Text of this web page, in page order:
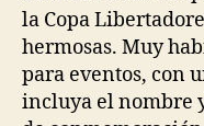
la Copa
hermosas. Muy
para eventos, con
incluya el nombre